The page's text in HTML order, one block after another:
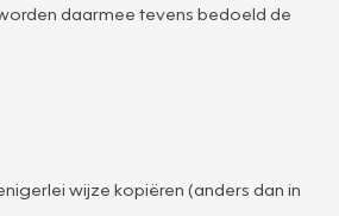
daarmee tevens bedoeld de
wijze kopiëren (anders dan in